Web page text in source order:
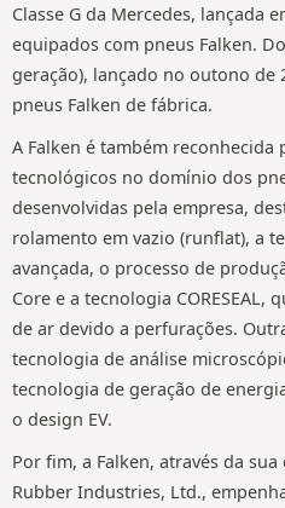
Classe G da Mercedes, lançada
equipados com pneus Falken.
geração), lançado no outono de
pneus Falken de fábrica.
A Falken é também reconhecida
tecnológicos no domínio dos
desenvolvidas pela empresa,
rolamento em vazio (runflat), a
avançada, o processo de
Core e a tecnologia CORESEAL,
de ar devido a perfurações.
tecnologia de análise
tecnologia de geração de
o design EV.
Por fim, a Falken, através da
Rubber Industries, Ltd.,